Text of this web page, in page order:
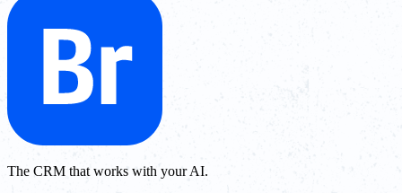
The CRM that works with your AI.